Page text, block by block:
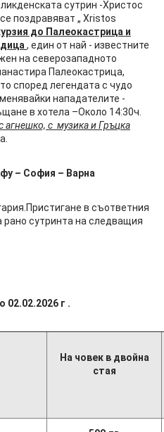
сутрин -Христос
поздравяват „ Xristos
до Палеокастрица и
, един от най - известните
на северозападното
Палеокастрица,
според легендата с чудо
нападателите -
в хотела –Около 14:30ч.
агнешко, с музика и Гръцка
– София – Варна
в съответния
сутринта на следващия
02.02.2026 г .
На човек в двойна
стая